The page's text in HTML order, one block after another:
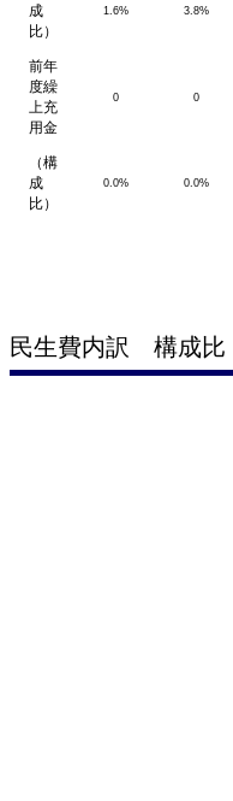
成
比）
1.6% 3.8%
前年
度繰
上充
用金
0 0
（構
成
比）
0.0% 0.0%
民生費内訳 構成比